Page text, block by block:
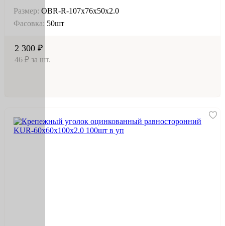
Размер: OBR-R-107х76х50х2.0
Фасовка: 50шт
2 300 ₽
46 ₽ за шт.